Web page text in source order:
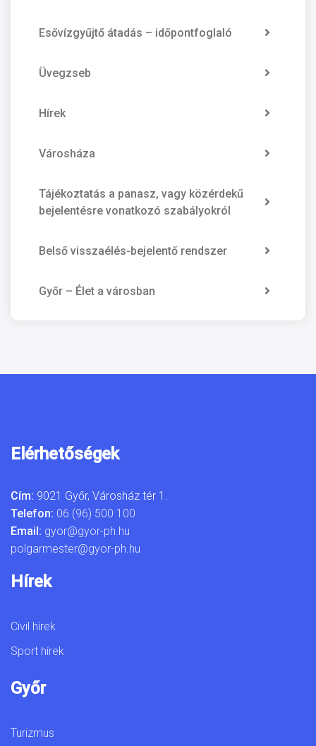
Esővízgyűjtő átadás – időpontfoglaló
Üvegzseb
Hírek
Városháza
Tájékoztatás a panasz, vagy közérdekű
bejelentésre vonatkozó szabályokról
Belső visszaélés-bejelentő rendszer
Győr – Élet a városban
Elérhetőségek
Cím: 9021 Győr, Városház tér 1.
Telefon: 06 (96) 500 100
Email: gyor@gyor-ph.hu
polgarmester@gyor-ph.hu
Hírek
Civil hírek
Sport hírek
Győr
Turizmus